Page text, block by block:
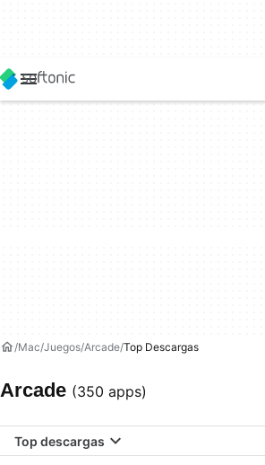
Mac Juegos Arcade Top Descargas
Arcade (350 apps)
Top descargas